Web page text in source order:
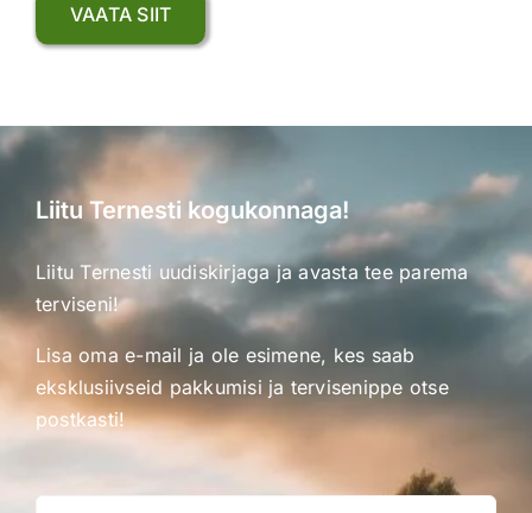
VAATA SIIT
Liitu Ternesti kogukonnaga!
Liitu Ternesti uudiskirjaga ja avasta tee parema
terviseni!
Lisa oma e-mail ja ole esimene, kes saab
eksklusiivseid pakkumisi ja tervisenippe otse
postkasti!